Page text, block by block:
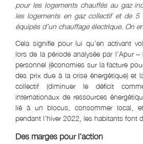
pour les logements chauffés au gaz
les logements en gaz collectif et de 5
équipés d’un chauffage électrique. On
Cela signifie pour lui qu’en activant
lors de la période analysée par l’Apur –
personnel (économies sur la facture
des prix due à la crise énergétique) et
collectif (diminuer le déficit
internationaux de ressources
lié à un blocus, consommer local,
pendant l’hiver 2022, les habitants font
Des marges pour l’action